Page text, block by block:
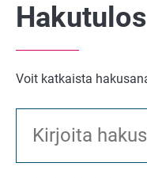
Hakutulos
Voit katkaista